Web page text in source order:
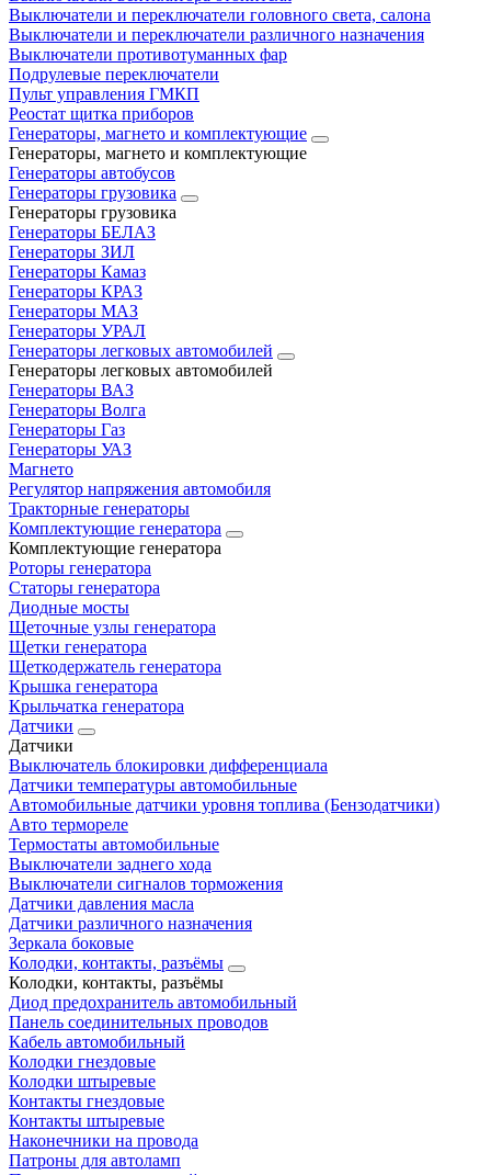
Выключатели и переключатели головного света, салона
Выключатели и переключатели различного назначения
Выключатели противотуманных фар
Подрулевые переключатели
Пульт управления ГМКП
Реостат щитка приборов
Генераторы, магнето и комплектующие
Генераторы, магнето и комплектующие
Генераторы автобусов
Генераторы грузовика
Генераторы грузовика
Генераторы БЕЛАЗ
Генераторы ЗИЛ
Генераторы Камаз
Генераторы КРАЗ
Генераторы МАЗ
Генераторы УРАЛ
Генераторы легковых автомобилей
Генераторы легковых автомобилей
Генераторы ВАЗ
Генераторы Волга
Генераторы Газ
Генераторы УАЗ
Магнето
Регулятор напряжения автомобиля
Тракторные генераторы
Комплектующие генератора
Комплектующие генератора
Роторы генератора
Статоры генератора
Диодные мосты
Щеточные узлы генератора
Щетки генератора
Щеткодержатель генератора
Крышка генератора
Крыльчатка генератора
Датчики
Датчики
Выключатель блокировки дифференциала
Датчики температуры автомобильные
Автомобильные датчики уровня топлива (Бензодатчики)
Авто термореле
Термостаты автомобильные
Выключатели заднего хода
Выключатели сигналов торможения
Датчики давления масла
Датчики различного назначения
Зеркала боковые
Колодки, контакты, разъёмы
Колодки, контакты, разъёмы
Диод предохранитель автомобильный
Панель соединительных проводов
Кабель автомобильный
Колодки гнездовые
Колодки штыревые
Контакты гнездовые
Контакты штыревые
Наконечники на провода
Патроны для автоламп